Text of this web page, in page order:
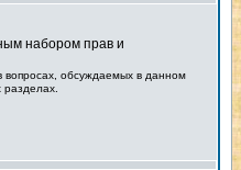
набором прав и
вопросах, обсуждаемых в данном